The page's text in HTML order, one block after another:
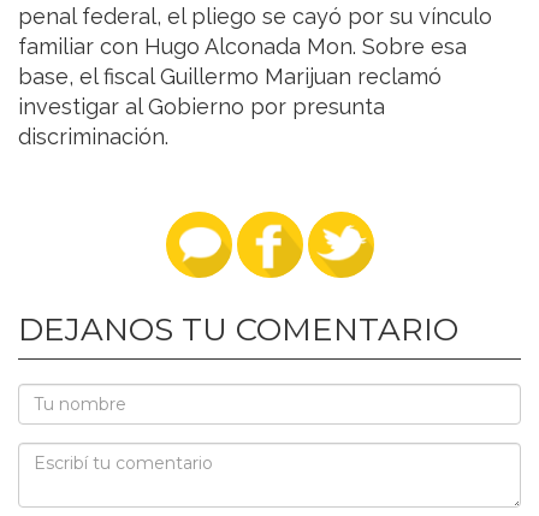
penal federal, el pliego se cayó por su vínculo
familiar con Hugo Alconada Mon. Sobre esa
base, el fiscal Guillermo Marijuan reclamó
investigar al Gobierno por presunta
discriminación.
DEJANOS TU COMENTARIO